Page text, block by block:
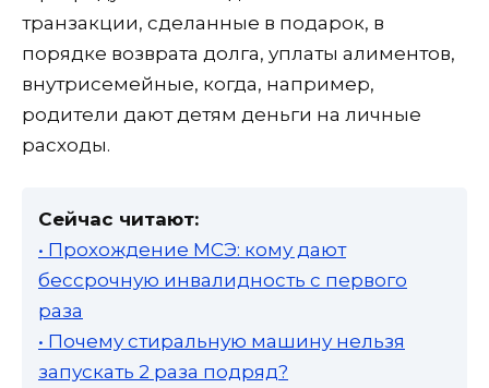
транзакции, сделанные в подарок, в
порядке возврата долга, уплаты алиментов,
внутрисемейные, когда, например,
родители дают детям деньги на личные
расходы.
Сейчас читают:
• Прохождение МСЭ: кому дают
бессрочную инвалидность с первого
раза
• Почему стиральную машину нельзя
запускать 2 раза подряд?